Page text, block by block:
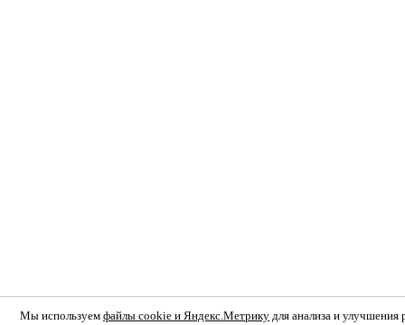
Мы используем файлы cookie и Яндекс.Метрику для анализа и улучшения